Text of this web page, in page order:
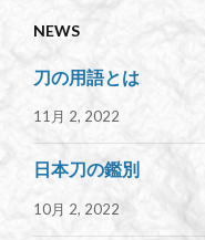
NEWS
刀の用語とは
11月 2, 2022
日本刀の鑑別
10月 2, 2022